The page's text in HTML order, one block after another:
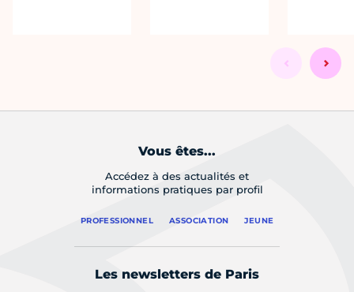
Vous êtes...
Accédez à des actualités et
informations pratiques par profil
PROFESSIONNEL ASSOCIATION JEUNE
Les newsletters de Paris